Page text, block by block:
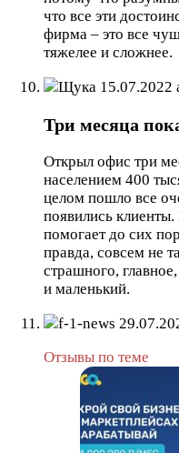
что все эти
фирма – это все
тяжелее и сложнее.
Щука 15.07.2022
Три месяца
Открыл офис три
населением 400
целом пошло все
появились
помогает до сих
правда, совсем не
страшного,
и маленький.
f-1-news
Отзывы по теме